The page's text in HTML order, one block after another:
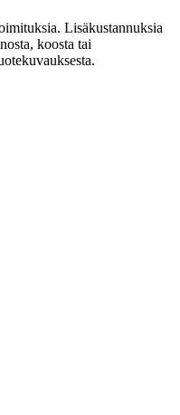
Lisäkustannuksia
koosta tai